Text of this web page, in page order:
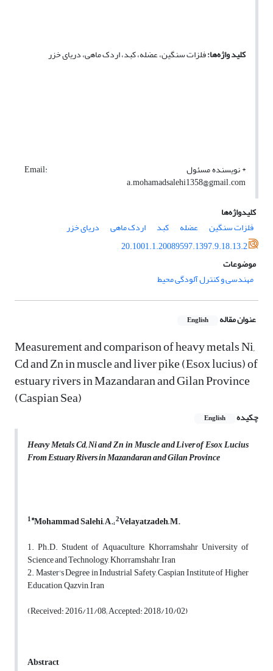
کلید واژه‌‌‌ها:فلزات سنگین، عضله، کبد، اردک ماهی، دریای خزر
* نویسنده مسئول Email:
a.mohamadsalehi1358@gmail.com
کلیدواژه‌ها
فلزات سنگین
عضله کبد اردک ماهی
دریای خزر
20.1001.1.20089597.1397.9.18.13.2
موضوعات
مهندسی و کنترل آلودگی محیط
عنوان مقاله English
Measurement and comparison of heavy metals Ni,
Cd and Zn in muscle and liver pike (Esox lucius) of
estuary rivers in Mazandaran and Gilan Province
(Caspian Sea)
چکیده English
Heavy Metals Cd, Ni and Zn in Muscle and Liver of Esox Lucius
From Estuary Rivers in Mazandaran and Gilan Province
1*Mohammad Salehi, A.;2Velayatzadeh, M.
1. Ph.D. Student of Aquaculture, Khorramshahr University of
Science and Technology, Khorramshahr, Iran
2. Master's Degree in Industrial Safety, Caspian Institute of Higher
Education, Qazvin, Iran
(Received: 2016/11/08; Accepted: 2018/10/02)
Abstract